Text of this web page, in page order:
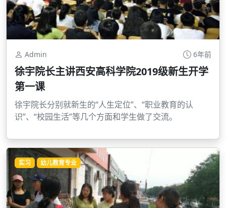
Admin 6年前
徐宇院长主讲西安高科学院2019级新生开学
第一课
徐宇院长分别就新生的“人生定位”、“职业教育的认
识”、“校园生活”等几个方面和学生做了交流。
实习 幼儿教育专业